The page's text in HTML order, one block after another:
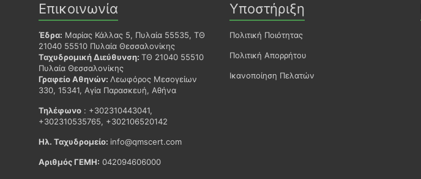
Επικοινωνία
Έδρα: Μαρίας Κάλλας 5, Πυλαία 55535, ΤΘ
21040 55510 Πυλαία Θεσσαλονίκης
Ταχυδρομική Διεύθυνση: ΤΘ 21040 55510
Πυλαία Θεσσαλονίκης
Γραφείο Αθηνών: Λεωφόρος Μεσογείων
330, 15341, Αγία Παρασκευή, Αθήνα
Τηλέφωνο : +302310443041,
+302310535765, +302106520142
Ηλ. Ταχυδρομείο: info@qmscert.com
Αριθμός ΓΕΜΗ: 042094606000
Υποστήριξη
Πολιτική Ποιότητας
Πολιτική Απορρήτου
Ικανοποίηση Πελατών